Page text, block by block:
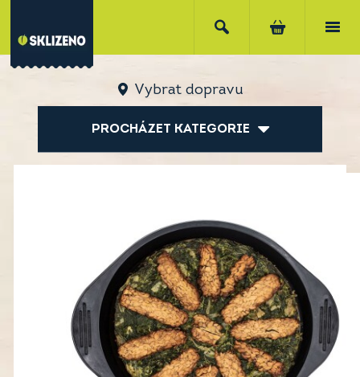
Vybrat dopravu
PROCHÁZET KATEGORIE